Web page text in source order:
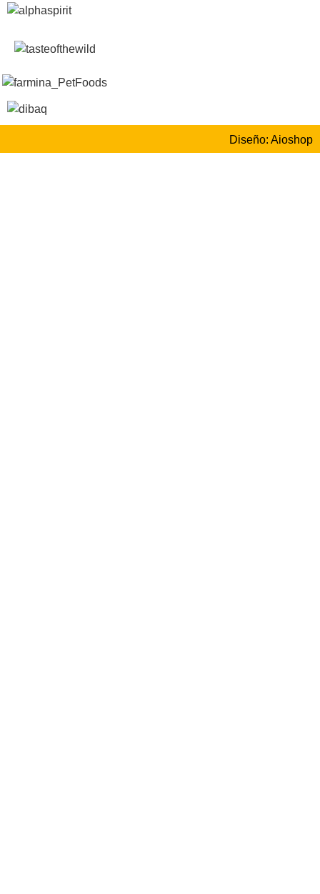
Diseño: Aioshop